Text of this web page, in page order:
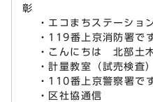
彰
・エコまちステーショ
・119番上京消防署で
・こんにちは 北部土木
・計量教室（試売検査
・110番上京警察署で
・区社協通信